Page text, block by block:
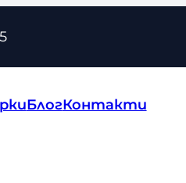
БлогКонтакти